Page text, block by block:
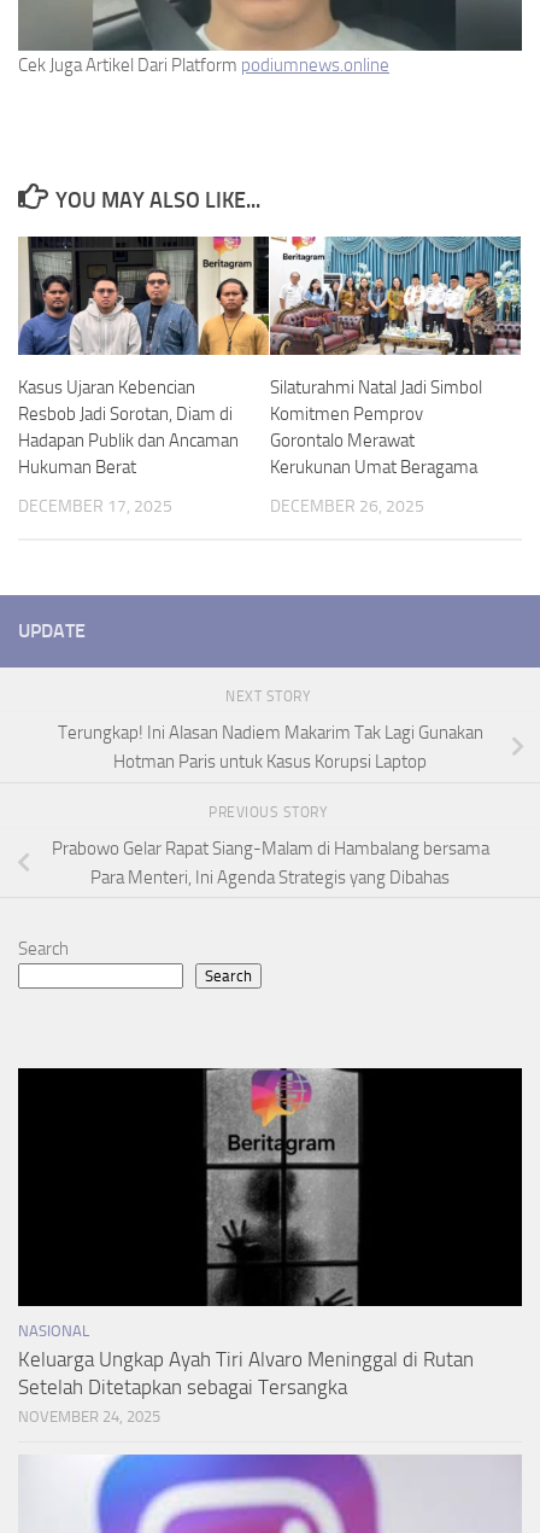
Cek Juga Artikel Dari Platform podiumnews.online
YOU MAY ALSO LIKE...
Kasus Ujaran Kebencian
Resbob Jadi Sorotan, Diam di
Hadapan Publik dan Ancaman
Hukuman Berat
DECEMBER 17, 2025
Silaturahmi Natal Jadi Simbol
Komitmen Pemprov
Gorontalo Merawat
Kerukunan Umat Beragama
DECEMBER 26, 2025
UPDATE
NEXT STORY
Terungkap! Ini Alasan Nadiem Makarim Tak Lagi Gunakan
Hotman Paris untuk Kasus Korupsi Laptop
PREVIOUS STORY
Prabowo Gelar Rapat Siang-Malam di Hambalang bersama
Para Menteri, Ini Agenda Strategis yang Dibahas
Search
Search
NASIONAL
Keluarga Ungkap Ayah Tiri Alvaro Meninggal di Rutan
Setelah Ditetapkan sebagai Tersangka
NOVEMBER 24, 2025